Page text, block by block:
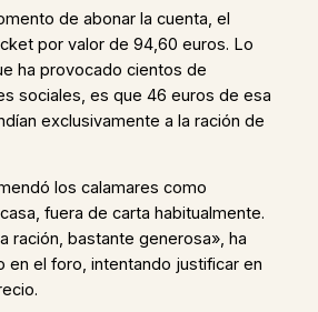
de abonar la cuenta, el
por valor de 94,60 euros. Lo
ha provocado cientos de
sociales, es que 46 euros de esa
exclusivamente a la ración de
los calamares como
fuera de carta habitualmente.
ración, bastante generosa», ha
en el foro, intentando justificar en